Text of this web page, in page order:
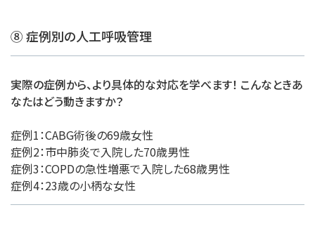
⑧ 症例別の人工呼吸管理
実際の症例から、より具体的な対応を学べます！ こんなときあ
なたはどう動きますか？
症例1：CABG術後の69歳女性
症例2：市中肺炎で入院した70歳男性
症例3：COPDの急性増悪で入院した68歳男性
症例4：23歳の小柄な女性